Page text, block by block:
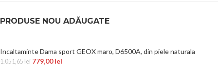
PRODUSE NOU ADĂUGATE
Incaltaminte Dama sport GEOX maro, D6500A, din piele naturala
1.051,65lei 779,00lei